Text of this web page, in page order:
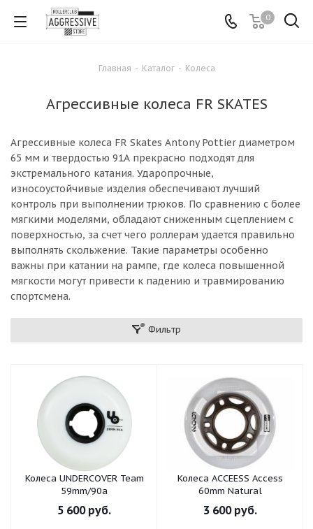
0
Главная - Каталог - Колеса
Агрессивные колеса FR SKATES
Агрессивные колеса FR Skates Antony Pottier диаметром
65 мм и твердостью 91А прекрасно подходят для
экстремального катания. Ударопрочные,
износоустойчивые изделия обеспечивают лучший
контроль при выполнении трюков. По сравнению с более
мягкими моделями, обладают сниженным сцеплением с
поверхностью, за счет чего роллерам удается правильно
выполнять скольжение. Такие параметры особенно
важны при катании на рампе, где колеса повышенной
мягкости могут привести к падению и травмированию
спортсмена.
Фильтр
Колеса UNDERCOVER Team
59mm/90a
5 600 руб.
Колеса ACCEESS Access
60mm Natural
3 600 руб.